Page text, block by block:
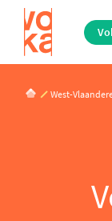
Overslaan
de
inhoud
West-